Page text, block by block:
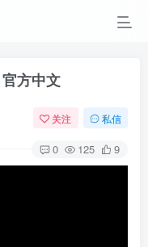
方中文
关注 私信
0 125 9